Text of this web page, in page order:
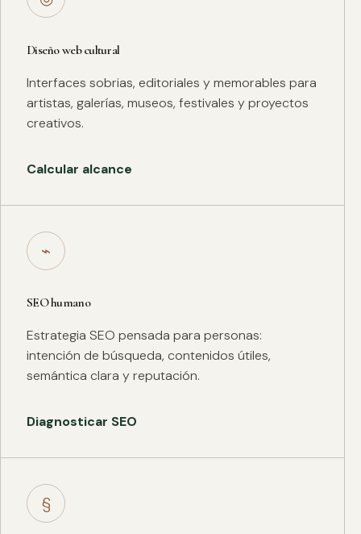
Diseño web cultural
Interfaces sobrias, editoriales y memorables para
artistas, galerías, museos, festivales y proyectos
creativos.
Calcular alcance
⌁
SEO humano
Estrategia SEO pensada para personas:
intención de búsqueda, contenidos útiles,
semántica clara y reputación.
Diagnosticar SEO
§